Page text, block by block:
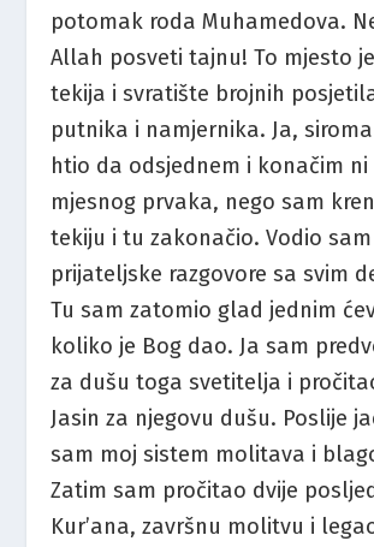
potomak roda Muhamedova.
Allah posveti tajnu! To mjesto
tekija i svratište brojnih
putnika i namjernika. Ja,
htio da odsjednem i konačim
mjesnog prvaka, nego sam
tekiju i tu zakonačio. Vodio sam
prijateljske razgovore sa svim
Tu sam zatomio glad jednim
koliko je Bog dao. Ja sam
za dušu toga svetitelja i
Jasin za njegovu dušu. Poslije
sam moj sistem molitava i
Zatim sam pročitao dvije
Kur’ana, završnu molitvu i